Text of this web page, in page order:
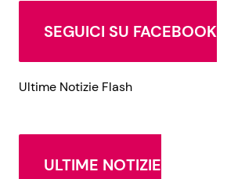
SEGUICI SU FACEBOOK
Ultime Notizie Flash
ULTIME NOTIZIE